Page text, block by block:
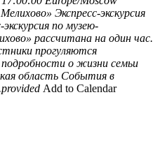
Мелихово» Экспресс-экскурсия
по музею-
рассчитана на один час.
прогуляются
подробности о жизни семьи
область События в
Add to Calendar